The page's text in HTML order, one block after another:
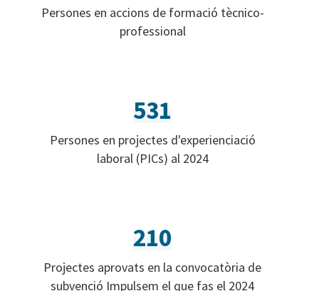
Persones en accions de formació tècnico-
professional
531
Persones en projectes d'experienciació
laboral (PICs) al 2024
210
Projectes aprovats en la convocatòria de
subvenció Impulsem el que fas el 2024